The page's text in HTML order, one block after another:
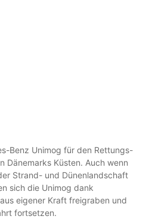
Benz Unimog für den Rettungs-
Dänemarks Küsten. Auch wenn
Strand- und Dünenlandschaft
sich die Unimog dank
eigener Kraft freigraben und
fortsetzen.